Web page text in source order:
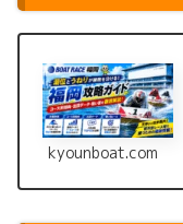
kyounboat.com